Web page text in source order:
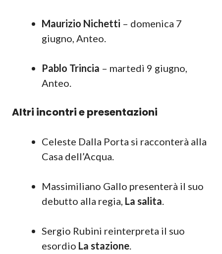
Maurizio Nichetti – domenica 7
giugno, Anteo.
Pablo Trincia – martedì 9 giugno,
Anteo.
Altri incontri e presentazioni
Celeste Dalla Porta si racconterà alla
Casa dell’Acqua.
Massimiliano Gallo presenterà il suo
debutto alla regia, La salita.
Sergio Rubini reinterpreta il suo
esordio La stazione.